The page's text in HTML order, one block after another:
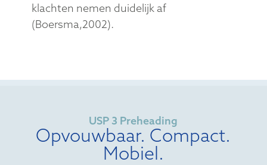
klachten nemen duidelijk af
(Boersma,2002).
USP 3 Preheading
Opvouwbaar. Compact.
Mobiel.